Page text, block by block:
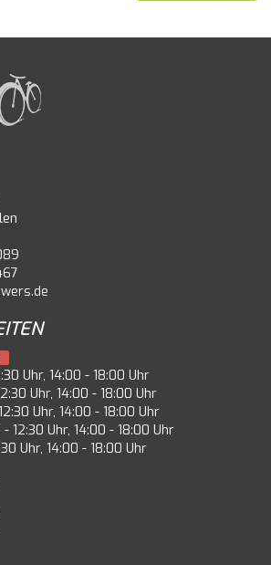
Uhr, 14:00 - 18:00 Uhr
Uhr, 14:00 - 18:00 Uhr
Uhr, 14:00 - 18:00 Uhr
12:30 Uhr, 14:00 - 18:00 Uhr
Uhr, 14:00 - 18:00 Uhr